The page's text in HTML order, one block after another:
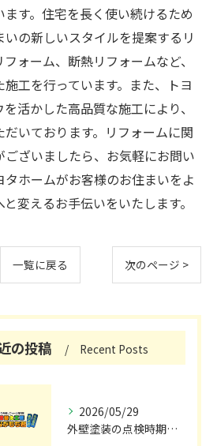
す。住宅を長く使い続けるため
の新しいスタイルを提案するリ
ォーム、断熱リフォームなど、
工を行っています。また、トヨ
活かした高品質な施工により、
いております。リフォームに関
ざいましたら、お気軽にお問い
ホームがお客様のお住まいをよ
変えるお手伝いをいたします。
一覧に戻る 次のページ >
の投稿 Recent Posts
2026/05/29
外壁塗装の点検時期と施工の最適タイミング